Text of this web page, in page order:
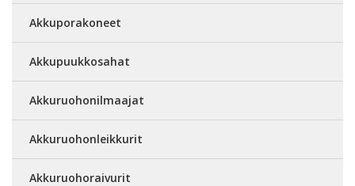
Akkuporakoneet
Akkupuukkosahat
Akkuruohonilmaajat
Akkuruohonleikkurit
Akkuruohoraivurit